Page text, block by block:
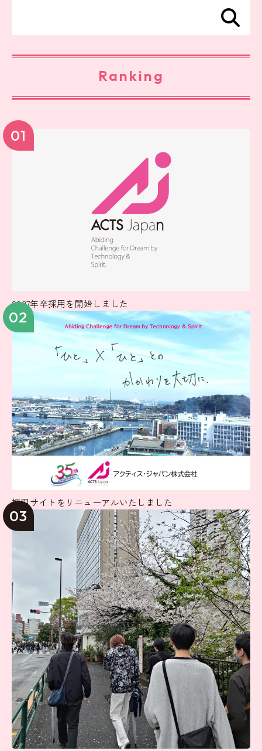
Ranking
01
2027年卒採用を開始しました
02
採用サイトをリニューアルいたしました
03